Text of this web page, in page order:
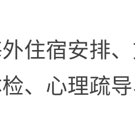
住宿安排
、心理疏